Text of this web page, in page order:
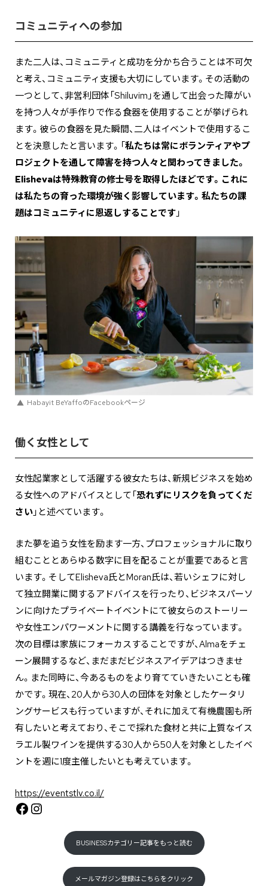
コミュニティへの参加
また二人は、コミュニティと成功を分かち合うことは不可欠
と考え、コミュニティ支援も大切にしています。その活動の
一つとして、非営利団体「Shiluvim」を通して出会った障がい
を持つ人々が手作りで作る食器を使用することが挙げられ
ます。彼らの食器を見た瞬間、二人はイベントで使用するこ
とを決意したと言います。「私たちは常にボランティアやプ
ロジェクトを通して障害を持つ人々と関わってきました。
Elishevaは特殊教育の修士号を取得したほどです。これに
は私たちの育った環境が強く影響しています。私たちの課
題はコミュニティに恩返しすることです 」
Habayit BeYaffoのFacebookページ
働く女性として
女性起業家として活躍する彼女たちは、新規ビジネスを始め
る女性へのアドバイスとして「恐れずにリスクを負ってくだ
さい 」と述べています。
また夢を追う女性を励ます一方、プロフェッショナルに取り
組むこととあらゆる数字に目を配ることが重要であると言
います。そしてElisheva氏とMoran氏は、若いシェフに対し
て独立開業に関するアドバイスを行ったり、ビジネスパーソ
ンに向けたプライベートイベントにて彼女らのストーリー
や女性エンパワーメントに関する講義を行なっています。
次の目標は家族にフォーカスすることですが、Almaをチェ
ーン展開するなど、まだまだビジネスアイデアはつきませ
ん。また同時に、今あるものをより育てていきたいことも確
かです。現在、20人から30人の団体を対象としたケータリ
ングサービスも行っていますが、それに加えて有機農園も所
有したいと考えており、そこで採れた食材と共に上質なイス
ラエル製ワインを提供する30人から50人を対象としたイベ
ントを週に1度主催したいとも考えています。
https://eventstlv.co.il/
Facebook
Instagram
BUSINESSカテゴリー記事をもっと読む
メールマガジン登録はこちらをクリック